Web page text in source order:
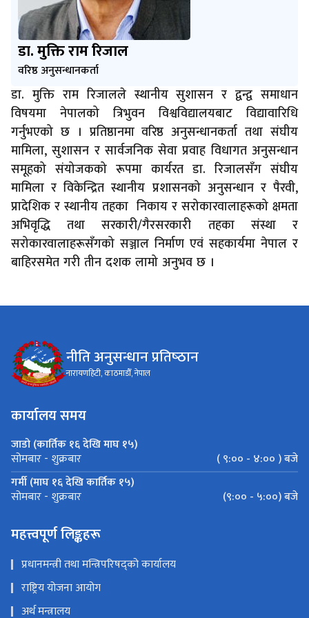
डा. मुक्ति राम रिजाल
वरिष्ठ अनुसन्धानकर्ता
डा. मुक्ति राम रिजालले स्थानीय सुशासन र द्वन्द्व समाधान
विषयमा नेपालको त्रिभुवन विश्वविद्यालयबाट विद्यावारिधि
गर्नुभएको छ । प्रतिष्ठानमा वरिष्ठ अनुसन्धानकर्ता तथा संघीय
मामिला, सुशासन र सार्वजनिक सेवा प्रवाह विधागत अनुसन्धान
समूहको संयोजकको रूपमा कार्यरत डा. रिजालसँग संघीय
मामिला र विकेन्द्रित स्थानीय प्रशासनको अनुसन्धान र पैरवी,
प्रादेशिक र स्थानीय तहका निकाय र सरोकारवालाहरूको क्षमता
अभिवृद्धि तथा सरकारी/गैरसरकारी तहका संस्था र
सरोकारवालाहरूसँगको सञ्जाल निर्माण एवं सहकार्यमा नेपाल र
बाहिरसमेत गरी तीन दशक लामो अनुभव छ ।
नीति अनुसन्धान प्रतिष्‍ठान
नारायणहिटी, काठमाडौँ, नेपाल
कार्यालय समय
जाडो (कार्तिक १६ देखि माघ १५)
सोमबार - शुक्रबार
( ९:०० - ४:०० ) बजे
गर्मी (माघ १६ देखि कार्तिक १५)
सोमबार - शुक्रबार (९:०० - ५:००) बजे
महत्त्वपूर्ण लिङ्कहरू
प्रधानमन्त्री तथा मन्त्रिपरिषद्को कार्यालय
राष्ट्रिय योजना आयोग
अर्थ मन्त्रालय